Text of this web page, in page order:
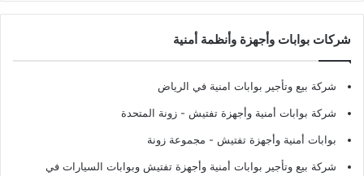
شركات بوابات وأجهزة وأنظمة أمنية
شركة بيع وتأجير بوابات امنية في الرياض
شركة بوابات أمنية وأجهزة تفتيش - زونة المتحدة
بوابات أمنية وأجهزة تفتيش - مجموعة زونة
شركة بيع وتأجير بوابات أمنية وأجهزة تفتيش وبوابات السيارات في